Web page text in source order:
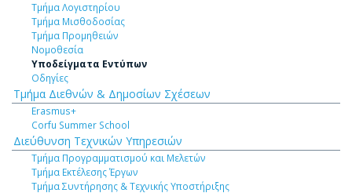
Τμήμα Λογιστηρίου
Τμήμα Μισθοδοσίας
Τμήμα Προμηθειών
Νομοθεσία
Υποδείγματα Εντύπων
Οδηγίες
Τμήμα Διεθνών & Δημοσίων Σχέσεων
Erasmus+
Corfu Summer School
Διεύθυνση Τεχνικών Υπηρεσιών
Τμήμα Προγραμματισμού και Μελετών
Τμήμα Εκτέλεσης Έργων
Τμήμα Συντήρησης & Τεχνικής Υποστήριξης